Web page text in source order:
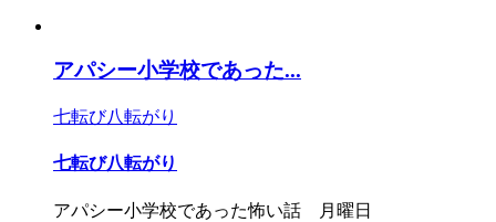
アパシー小学校であった...
七転び八転がり
七転び八転がり
アパシー小学校であった怖い話 月曜日